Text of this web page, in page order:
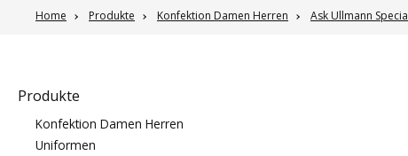
Home Produkte Konfektion Damen Herren Ask Ullmann
Produkte
Konfektion Damen Herren
Uniformen